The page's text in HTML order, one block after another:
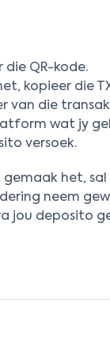
die QR-kode.
kopieer die
van die
wat jy
versoek.
gemaak het,
neem
jou deposito